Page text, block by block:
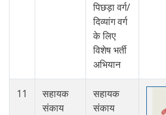
पिछड़ा वर्ग/
दिव्यांग वर्ग
के लिए
विशेष भर्ती
अभियान
11
सहायक
संकाय
सहायक
संकाय